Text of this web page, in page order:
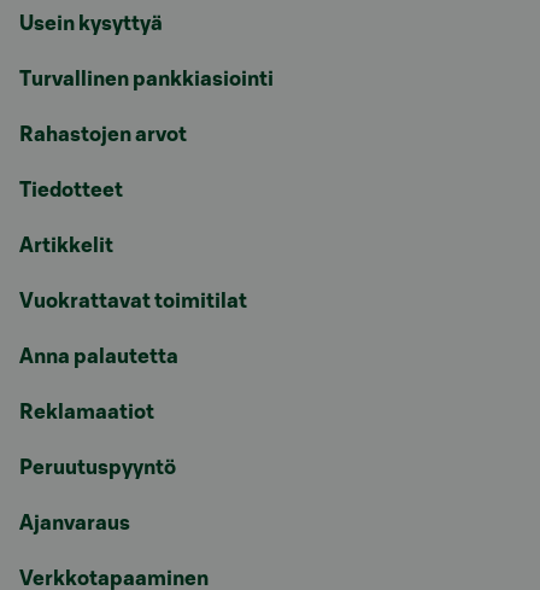
Usein kysyttyä
Turvallinen pankkiasiointi
Rahastojen arvot
Tiedotteet
Artikkelit
Vuokrattavat toimitilat
Anna palautetta
Reklamaatiot
Peruutuspyyntö
Ajanvaraus
Verkkotapaaminen